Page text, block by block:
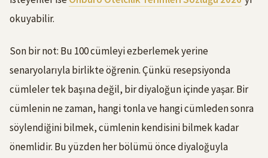
okuyabilir.
Son bir not: Bu 100 cümleyi ezberlemek yerine
senaryolarıyla birlikte öğrenin. Çünkü resepsiyonda
cümleler tek başına değil, bir diyaloğun içinde yaşar. Bir
cümlenin ne zaman, hangi tonla ve hangi cümleden sonra
söylendiğini bilmek, cümlenin kendisini bilmek kadar
önemlidir. Bu yüzden her bölümü önce diyaloğuyla